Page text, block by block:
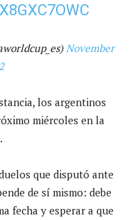
November
los argentinos
miércoles en la
que disputó ante
de sí mismo: debe
fecha y esperar a que